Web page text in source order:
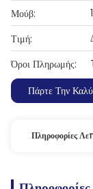
Μούβ:
Τιμή:
Όροι Πληρωμής:
Πάρτε Την
Πληροφορίες